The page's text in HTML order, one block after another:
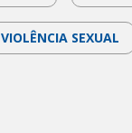
VIOLÊNCIA SEXUAL